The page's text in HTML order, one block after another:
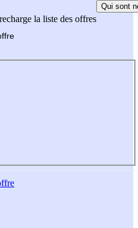
la liste des offres
Qui sont